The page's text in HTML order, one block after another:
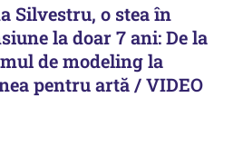
Silvestru, o stea în
la doar 7 ani: De la
de modeling la
pentru artă / VIDEO